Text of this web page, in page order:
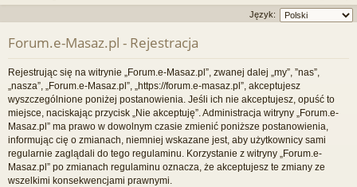
uj
ę
es
j
z
Język:
Forum.e-Masaz.pl - Rejestracja
Rejestrując się na witrynie „Forum.e-Masaz.pl”, zwanej dalej „my”, ”nas”,
„nasza”, „Forum.e-Masaz.pl”, „https://forum.e-masaz.pl”, akceptujesz
wyszczególnione poniżej postanowienia. Jeśli ich nie akceptujesz, opuść to
miejsce, naciskając przycisk „Nie akceptuję”. Administracja witryny „Forum.e-
Masaz.pl” ma prawo w dowolnym czasie zmienić poniższe postanowienia,
informując cię o zmianach, niemniej wskazane jest, aby użytkownicy sami
regularnie zaglądali do tego regulaminu. Korzystanie z witryny „Forum.e-
Masaz.pl” po zmianach regulaminu oznacza, że akceptujesz te zmiany ze
wszelkimi konsekwencjami prawnymi.